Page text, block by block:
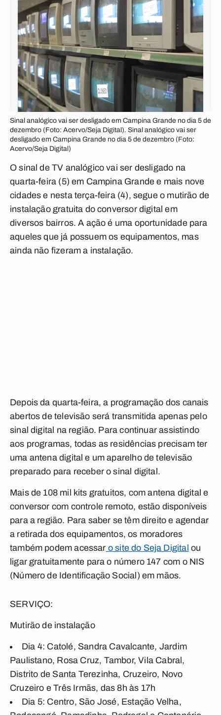
Sinal analógico vai ser desligado em Campina Grande no dia 5 de
dezembro (Foto: Acervo/Seja Digital). Sinal analógico vai ser
desligado em Campina Grande no dia 5 de dezembro (Foto:
Acervo/Seja Digital)
O sinal de TV analógico vai ser desligado na
quarta-feira (5) em Campina Grande e mais nove
cidades e nesta terça-feira (4), segue o mutirão de
instalação gratuita do conversor digital em
diversos bairros. A ação é uma oportunidade para
aqueles que já possuem os equipamentos, mas
ainda não fizeram a instalação.
Depois da quarta-feira, a programação dos canais
abertos de televisão será transmitida apenas pelo
sinal digital na região. Para continuar assistindo
aos programas, todas as residências precisam ter
uma antena digital e um aparelho de televisão
preparado para receber o sinal digital.
Mais de 108 mil kits gratuitos, com antena digital e
conversor com controle remoto, estão disponíveis
para a região. Para saber se têm direito e agendar
a retirada dos equipamentos, os moradores
também podem acessar o site do Seja Digital ou
ligar gratuitamente para o número 147 com o NIS
(Número de Identificação Social) em mãos.
SERVIÇO:
Mutirão de instalação
Dia 4: Catolé, Sandra Cavalcante, Jardim
Paulistano, Rosa Cruz, Tambor, Vila Cabral,
Distrito de Santa Terezinha, Cruzeiro, Novo
Cruzeiro e Três Irmãs, das 8h às 17h
Dia 5: Centro, São José, Estação Velha,